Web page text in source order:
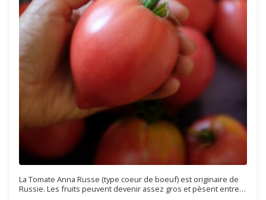
La Tomate Anna Russe (type coeur de boeuf) est originaire de
Russie. Les fruits peuvent devenir assez gros et pèsent entre